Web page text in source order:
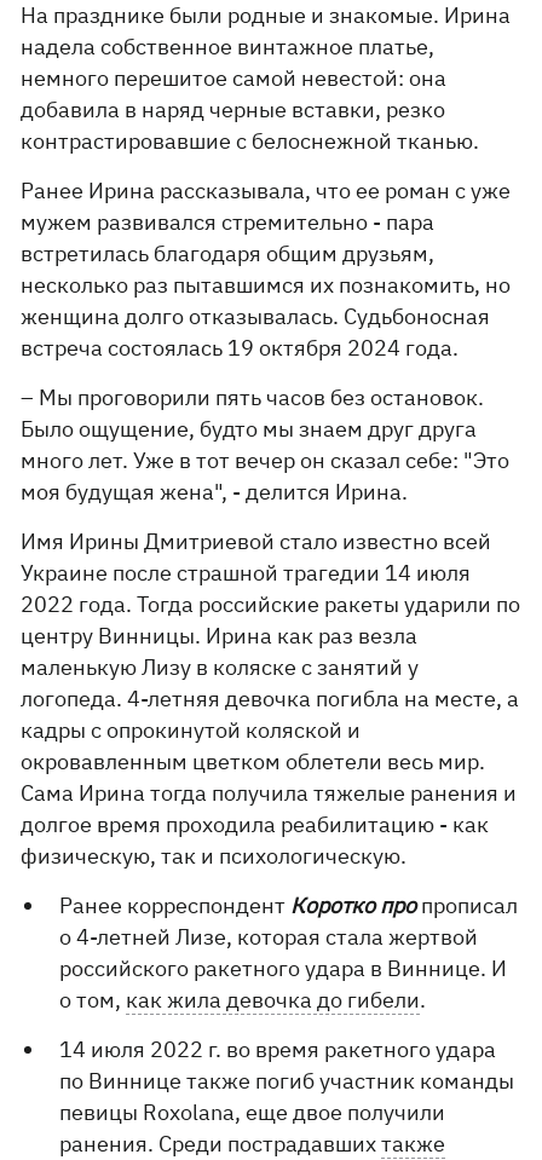
На празднике были родные и знакомые. Ирина
надела собственное винтажное платье,
немного перешитое самой невестой: она
добавила в наряд черные вставки, резко
контрастировавшие с белоснежной тканью.
Ранее Ирина рассказывала, что ее роман с уже
мужем развивался стремительно - пара
встретилась благодаря общим друзьям,
несколько раз пытавшимся их познакомить, но
женщина долго отказывалась. Судьбоносная
встреча состоялась 19 октября 2024 года.
– Мы проговорили пять часов без остановок.
Было ощущение, будто мы знаем друг друга
много лет. Уже в тот вечер он сказал себе: "Это
моя будущая жена", - делится Ирина.
Имя Ирины Дмитриевой стало известно всей
Украине после страшной трагедии 14 июля
2022 года. Тогда российские ракеты ударили по
центру Винницы. Ирина как раз везла
маленькую Лизу в коляске с занятий у
логопеда. 4-летняя девочка погибла на месте, а
кадры с опрокинутой коляской и
окровавленным цветком облетели весь мир.
Сама Ирина тогда получила тяжелые ранения и
долгое время проходила реабилитацию - как
физическую, так и психологическую.
Ранее корреспондент Коротко пропрописал
о 4-летней Лизе, которая стала жертвой
российского ракетного удара в Виннице. И
о том, как жила девочка до гибели.
14 июля 2022 г. во время ракетного удара
по Виннице также погиб участник команды
певицы Roxolana, еще двое получили
ранения. Среди пострадавшихтакже